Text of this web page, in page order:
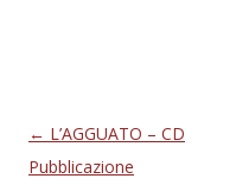
Post navigation
← L’AGGUATO – CD
Pubblicazione